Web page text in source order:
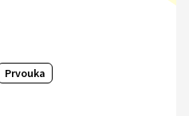
Prvouka